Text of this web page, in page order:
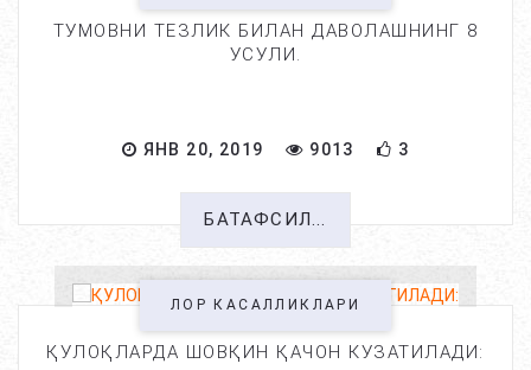
ТУМОВНИ ТЕЗЛИК БИЛАН ДАВОЛАШНИНГ 8
УСУЛИ.
ЯНВ 20, 2019 9013 3
БАТАФСИЛ...
ЛОР КАСАЛЛИКЛАРИ
ҚУЛОҚЛАРДА ШОВҚИН ҚАЧОН КУЗАТИЛАДИ: